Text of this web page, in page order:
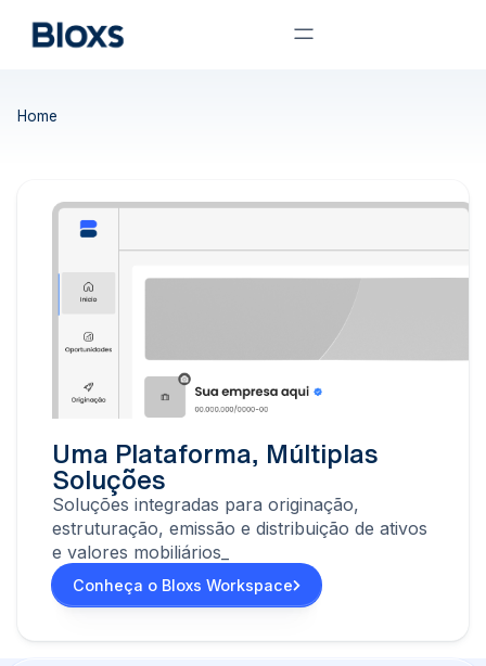
Home
Uma Plataforma, Múltiplas
Soluções
Soluções integradas para originação,
estruturação, emissão e distribuição de ativos
e valores mobiliários_
Conheça o Bloxs Workspace